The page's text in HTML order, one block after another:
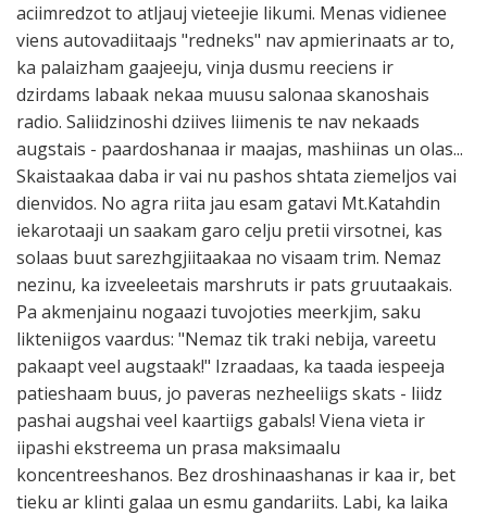
aciimredzot to atljauj vieteejie likumi. Menas vidienee
viens autovadiitaajs "redneks" nav apmierinaats ar to,
ka palaizham gaajeeju, vinja dusmu reeciens ir
dzirdams labaak nekaa muusu salonaa skanoshais
radio. Saliidzinoshi dziives liimenis te nav nekaads
augstais - paardoshanaa ir maajas, mashiinas un olas...
Skaistaakaa daba ir vai nu pashos shtata ziemeljos vai
dienvidos. No agra riita jau esam gatavi Mt.Katahdin
iekarotaaji un saakam garo celju pretii virsotnei, kas
solaas buut sarezhgjiitaakaa no visaam trim. Nemaz
nezinu, ka izveeleetais marshruts ir pats gruutaakais.
Pa akmenjainu nogaazi tuvojoties meerkjim, saku
likteniigos vaardus: "Nemaz tik traki nebija, vareetu
pakaapt veel augstaak!" Izraadaas, ka taada iespeeja
patieshaam buus, jo paveras nezheeliigs skats - liidz
pashai augshai veel kaartiigs gabals! Viena vieta ir
iipashi ekstreema un prasa maksimaalu
koncentreeshanos. Bez droshinaashanas ir kaa ir, bet
tieku ar klinti galaa un esmu gandariits. Labi, ka laika